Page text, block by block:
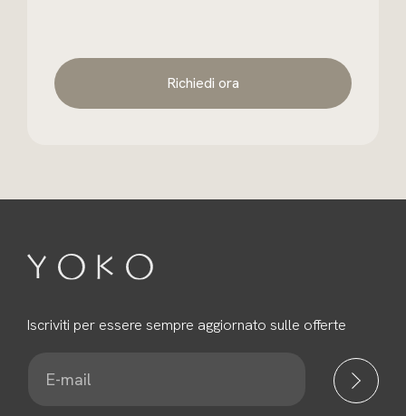
Richiedi ora
Iscriviti per essere sempre aggiornato sulle offerte